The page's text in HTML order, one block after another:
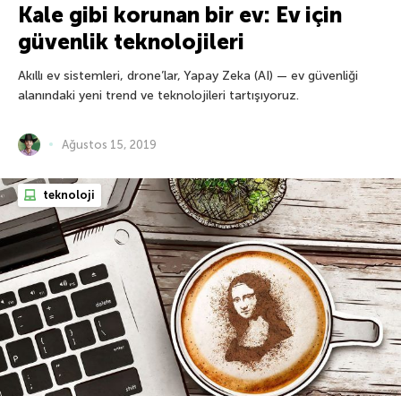
Kale gibi korunan bir ev: Ev için
güvenlik teknolojileri
Akıllı ev sistemleri, drone’lar, Yapay Zeka (AI) — ev güvenliği
alanındaki yeni trend ve teknolojileri tartışıyoruz.
Ağustos 15, 2019
teknoloji